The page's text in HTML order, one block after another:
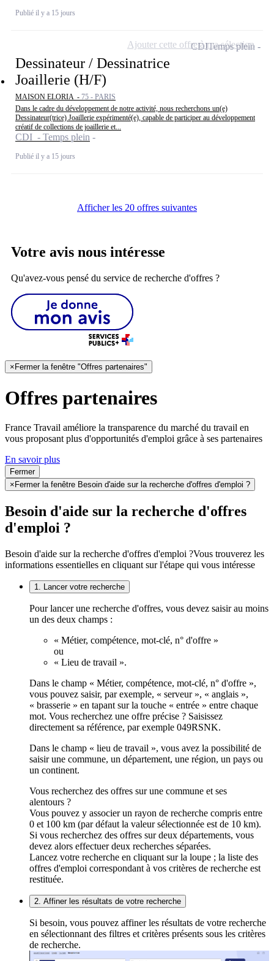
Publié il y a 15 jours
Dessinateur / Dessinatrice
Joaillerie (H/F)
MAISON ELORIA - 75 - PARIS
Dans le cadre du développement de notre activité, nous recherchons un(e)
Dessinateur(trice) Joaillerie expérimenté(e), capable de participer au développement
créatif de collections de joaillerie et...
CDI - Temps plein
Publié il y a 15 jours
CDITemps plein
Ajouter cette offre à ma sélection
Afficher les 20 offres suivantes
Votre avis nous intéresse
Qu'avez-vous pensé du service de recherche d'offres ?
× Fermer la fenêtre "Offres partenaires"
Offres partenaires
France Travail améliore la transparence du marché du travail en
vous proposant plus d'opportunités d'emploi grâce à ses partenaires
En savoir plus
Fermer
× Fermer la fenêtre Besoin d'aide sur la recherche d'offres d'emploi ?
Besoin d'aide sur la recherche d'offres
d'emploi ?
Besoin d'aide sur la recherche d'offres d'emploi ?Vous trouverez les
informations essentielles en cliquant sur l'étape qui vous intéresse
1. Lancer votre recherche
Pour lancer une recherche d'offres, vous devez saisir au moins
un des deux champs :
« Métier, compétence, mot-clé, n° d'offre »
ou
« Lieu de travail ».
Dans le champ « Métier, compétence, mot-clé, n° d'offre »,
vous pouvez saisir, par exemple, « serveur », « anglais »,
« brasserie » en tapant sur la touche « entrée » entre chaque
mot. Vous recherchez une offre précise ? Saisissez
directement sa référence, par exemple 049RSNK.
Dans le champ « lieu de travail », vous avez la possibilité de
saisir une commune, un département, une région, un pays ou
un continent.
Vous recherchez des offres sur une commune et ses
alentours ?
Vous pouvez y associer un rayon de recherche compris entre
0 et 100 km (par défaut la valeur sélectionnée est de 10 km).
Si vous recherchez des offres sur deux départements, vous
devez alors effectuer deux recherches séparées.
Lancez votre recherche en cliquant sur la loupe ; la liste des
offres d'emploi correspondant à vos critères de recherche est
restituée.
2. Affiner les résultats de votre recherche
Si besoin, vous pouvez affiner les résultats de votre recherche
en sélectionnant des filtres et critères présents sous les critères
de recherche.